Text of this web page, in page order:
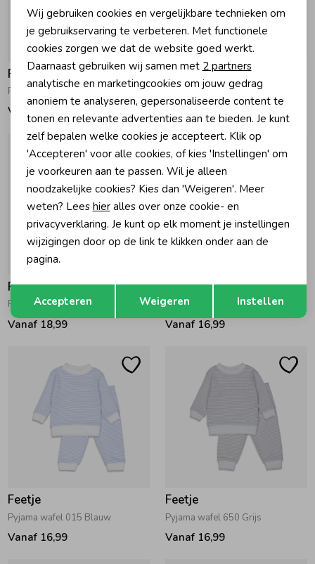
Feetje
Pyjama wafel Babyblauw
Vanaf 18,99
Feetje
Wafel knuffelshirt Stroopwafel
3,99
Feetje
Pyjama wafel - Autumn Special 010 Royal Blue
Vanaf 18,99
Feetje
Pyjama wafel 010 Marine
Vanaf 16,99
Feetje
Pyjama wafel 015 Blauw
Vanaf 16,99
Feetje
Pyjama wafel 650 Grijs
Vanaf 16,99
Personalisatie cookies
Analytische cookies
Marketing cookies
Terug Opslaan
Wij gebruiken cookies en vergelijkbare technieken om
je gebruikservaring te verbeteren. Met functionele
cookies zorgen we dat de website goed werkt.
Daarnaast gebruiken wij samen met 2 partners
analytische en marketingcookies om jouw gedrag
anoniem te analyseren, gepersonaliseerde content te
tonen en relevante advertenties aan te bieden. Je kunt
zelf bepalen welke cookies je accepteert. Klik op
'Accepteren' voor alle cookies, of kies 'Instellingen' om
je voorkeuren aan te passen. Wil je alleen
noodzakelijke cookies? Kies dan 'Weigeren'. Meer
weten? Lees hieralles over onze cookie- en
privacyverklaring. Je kunt op elk moment je instellingen
wijzigingen door op de link te klikken onder aan de
pagina.
Accepteren Weigeren Instellen